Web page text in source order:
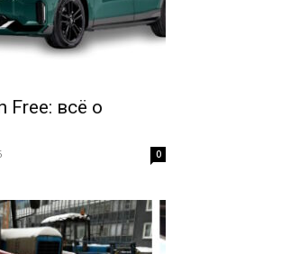
Free: всё о
0